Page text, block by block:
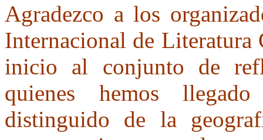
Agradezco a los
Internacional de Literatura
inicio al conjunto de
quienes hemos
distinguido de la